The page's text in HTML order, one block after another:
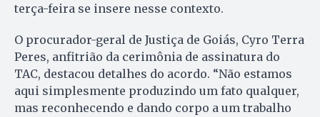
terça-feira se insere nesse contexto.
O procurador-geral de Justiça de Goiás, Cyro Terra
Peres, anfitrião da cerimônia de assinatura do
TAC, destacou detalhes do acordo. “Não estamos
aqui simplesmente produzindo um fato qualquer,
mas reconhecendo e dando corpo a um trabalho